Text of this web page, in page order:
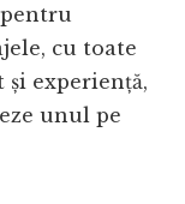
cu toate
experiență,
unul pe